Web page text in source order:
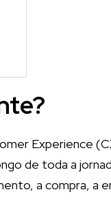
Experience
de toda a
a compra, a